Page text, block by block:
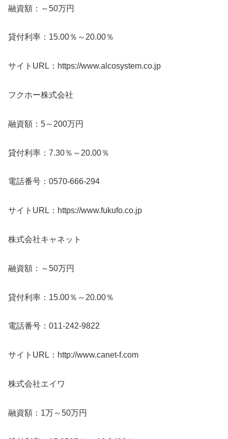
融資額：～50万円
貸付利率：15.00％～20.00％
サイトURL：https://www.alcosystem.co.jp
フクホー株式会社
融資額：5～200万円
貸付利率：7.30％～20.00％
電話番号：0570-666-294
サイトURL：https://www.fukufo.co.jp
株式会社キャネット
融資額：～50万円
貸付利率：15.00％～20.00％
電話番号：011-242-9822
サイトURL：http://www.canet-f.com
株式会社エイワ
融資額：1万～50万円